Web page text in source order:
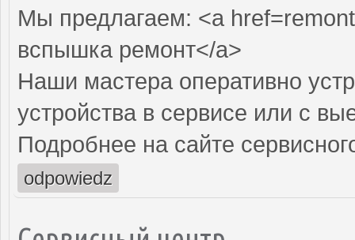
Мы предлагаем: <a
вспышка ремонт</a>
Наши мастера оперативно
устройства в сервисе или с
Подробнее на сайте
odpowiedz